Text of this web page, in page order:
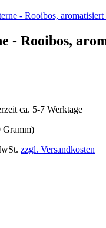
- Rooibos,
ca. 5-7 Werktage
Gramm)
zzgl. Versandkosten